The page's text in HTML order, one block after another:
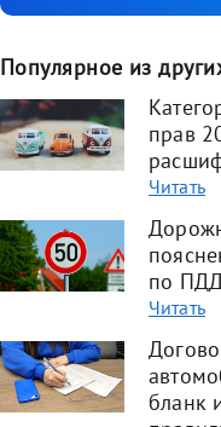
Популярное из
прав
Читать
по
Читать
бланк